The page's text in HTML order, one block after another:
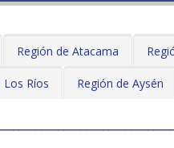
Región de Atacama
Los Ríos Región de Aysén